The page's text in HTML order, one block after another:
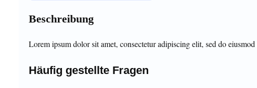
Beschreibung
Lorem ipsum dolor sit amet, consectetur adipiscing elit, sed do
Häufig gestellte Fragen